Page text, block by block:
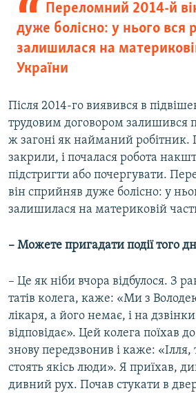
Переломний 2014-й
дуже болісно: у нього вся
залишилася на
України
Після 2014-го виявився в
трудовим договором залишився
ж загоні як найманий
закрили, і почалася робота
підстригти або почергувати.
він сприйняв дуже болісно: у
залишилася на материковій
– Можете пригадати події того
– Це як ніби вчора відбулося. З
татів колега, каже: «Ми з
лікаря, а його немає, і на
відповідає». Цей колега поїхав
знову передзвонив і каже: «Ілля,
стоять якісь люди». Я приїхав,
дивний рух. Почав стукати в